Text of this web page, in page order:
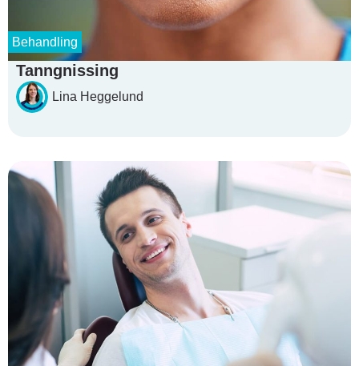
Tanngnissing
Lina Heggelund
Behandling